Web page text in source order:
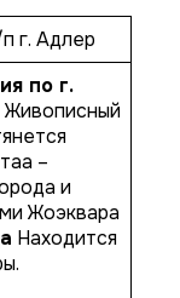
г. Адлер
по г.
Живописный
–
и
Жоэквара
Находится